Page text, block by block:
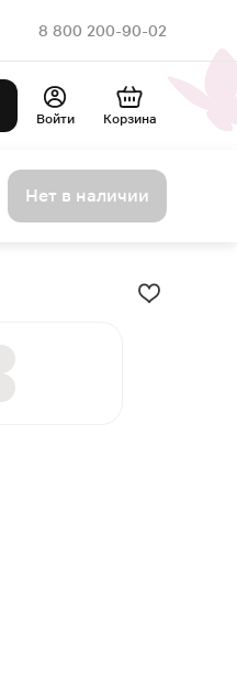
8 800 200-90-02
Войти Корзина
Нет в наличии